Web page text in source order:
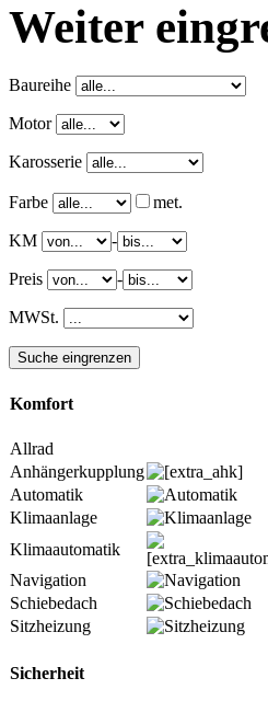
Weiter
Baureihe
Motor
Karosserie
Farbe met.
KM -
Preis -
MWSt.
Komfort
Allrad
Anhängerkupplung
Automatik
Klimaanlage
Klimaautomatik
Navigation
Schiebedach
Sitzheizung
Sicherheit